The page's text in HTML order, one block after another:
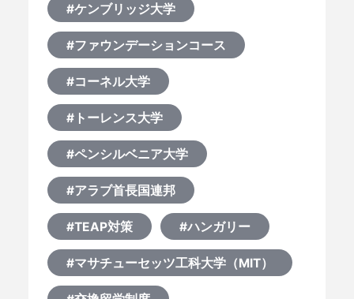
#ケンブリッジ大学
#ファウンデーションコース
#コーネル大学
#トーレンス大学
#ペンシルベニア大学
#アラブ首長国連邦
#TEAP対策 #ハンガリー
#マサチューセッツ工科大学（MIT）